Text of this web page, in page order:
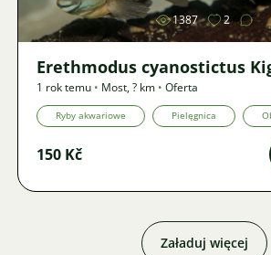
1387 2
Erethmodus cyanostictus
1 rok temu • Most,? km • Oferta
Ryby akwariowe Pielęgnica
150 Kč
Załaduj więcej